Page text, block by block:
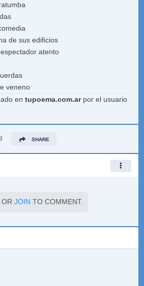
de sus edificios
atento
veneno
en tupoema.com.arpor el usuario
SHARE
OR JOIN TO COMMENT.